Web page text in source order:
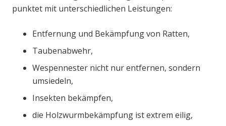
punktet mit unterschiedlichen Leistungen:
Entfernung und Bekämpfung von Ratten,
Taubenabwehr,
Wespennester nicht nur entfernen, sondern
umsiedeln,
Insekten bekämpfen,
die Holzwurmbekämpfung ist extrem eilig,